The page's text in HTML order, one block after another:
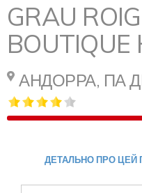
GRAU
BOUTIQUE
АНДОРРА, ПА
ДЕТАЛЬНО ПРО ЦЕЙ